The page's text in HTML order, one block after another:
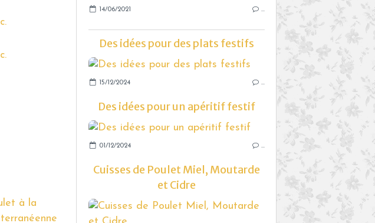
14/06/2021 …
Des idées pour des plats festifs
15/12/2024 …
Des idées pour un apéritif festif
01/12/2024 …
Cuisses de Poulet Miel, Moutarde
et Cidre